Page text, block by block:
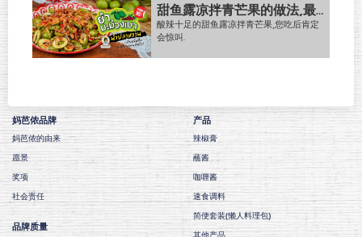
甜鱼露凉拌青芒果的做法,最开胃爽口的一道凉拌菜
酸辣十足的甜鱼露凉拌青芒果,您吃后肯定
会惊叫.
妈芭侬品牌
妈芭侬的由来
愿景
奖项
社会责任
品牌质量
产品
辣椒膏
蘸酱
咖喱酱
速食调料
简便套装(懒人料理包)